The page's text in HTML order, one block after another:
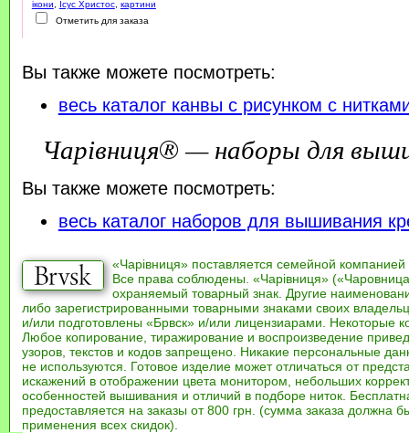
ікони
Ісус Христос, картини
Отметить для заказа
Вы также можете посмотреть:
весь каталог канвы с рисунком с
Чарівниця® — наборы для
Вы также можете посмотреть:
весь каталог наборов для вышивания
«Чарівниця» поставляется семейной компанией
Все права соблюдены. «Чарівниця»
охраняемый товарный знак. Другие
либо зарегистрированными товарными знаками своих
и/или подготовлены «Брвск» и/или лицензиарами. Некоторые
Любое копирование, тиражирование и воспроизведение
узоров, текстов и кодов запрещено. Никакие персональные
не используются. Готовое изделие может отличаться от
искажений в отображении цвета монитором, небольших
особенностей вышивания и отличий в подборе ниток.
предоставляется на заказы от 800 грн. (сумма заказа должна
применения всех скидок).